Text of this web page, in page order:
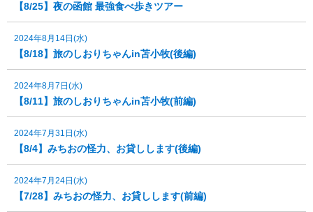
【8/25】夜の函館 最強食べ歩きツアー
2024年8月14日(水)
【8/18】旅のしおりちゃんin苫小牧(後編)
2024年8月7日(水)
【8/11】旅のしおりちゃんin苫小牧(前編)
2024年7月31日(水)
【8/4】みちおの怪力、お貸しします(後編)
2024年7月24日(水)
【7/28】みちおの怪力、お貸しします(前編)